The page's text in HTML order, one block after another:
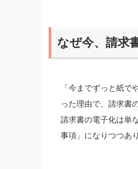
なぜ今、請求
「今までずっと紙
った理由で、請求書
請求書の電子化は単
事項」になりつつあ